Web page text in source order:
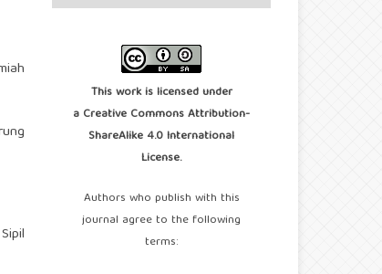
This work is licensed under
a Creative Commons Attribution-
ShareAlike 4.0 International
License.
Authors who publish with this
journal agree to the following
terms: